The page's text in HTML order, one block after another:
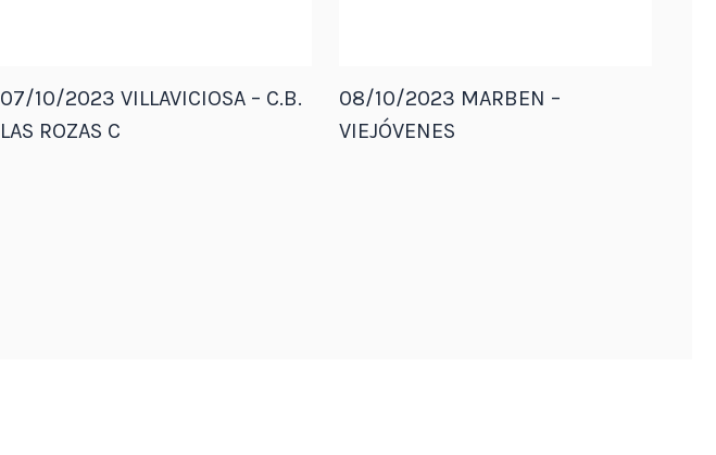
07/10/2023 VILLAVICIOSA – C.B.
LAS ROZAS C
08/10/2023 MARBEN –
VIEJÓVENES